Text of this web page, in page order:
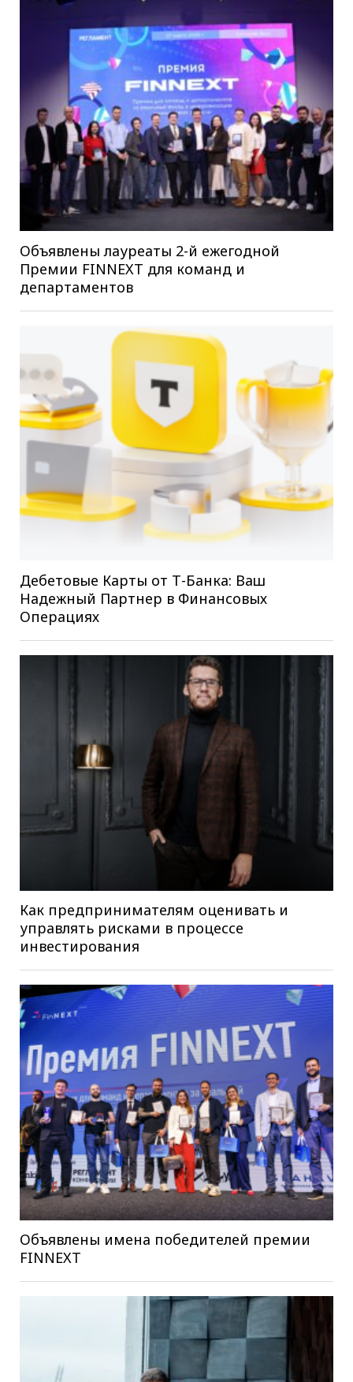
Объявлены лауреаты 2-й ежегодной
Премии FINNEXT для команд и
департаментов
Дебетовые Карты от Т-Банка: Ваш
Надежный Партнер в Финансовых
Операциях
Как предпринимателям оценивать и
управлять рисками в процессе
инвестирования
Объявлены имена победителей премии
FINNEXT